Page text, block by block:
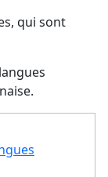
qui sont